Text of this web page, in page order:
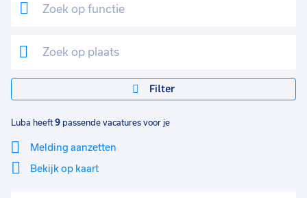
Filter
Luba heeft 9 passende vacatures voor je
Melding aanzetten
Bekijk op kaart